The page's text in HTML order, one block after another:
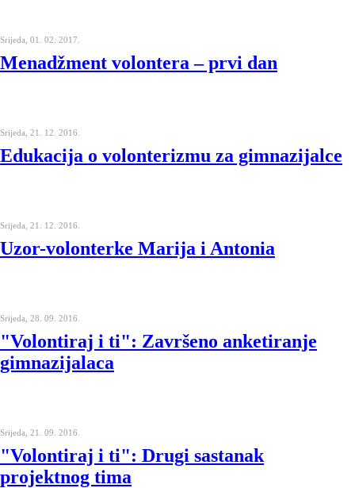
Srijeda, 01. 02. 2017.
Menadžment volontera – prvi dan
Srijeda, 21. 12. 2016.
Edukacija o volonterizmu za gimnazijalce
Srijeda, 21. 12. 2016.
Uzor-volonterke Marija i Antonia
Srijeda, 28. 09. 2016.
"Volontiraj i ti": Završeno anketiranje
gimnazijalaca
Srijeda, 21. 09. 2016.
"Volontiraj i ti": Drugi sastanak
projektnog tima